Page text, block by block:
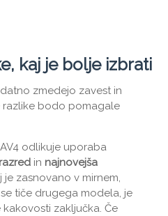
kaj je bolje izbrati
zmedejo zavest in
razlike bodo pomagale
odlikuje uporaba
in najnovejša
je zasnovano v mirnem,
tiče drugega modela, je
zaključka. Če